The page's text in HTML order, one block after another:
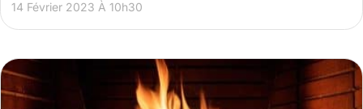
14 Février 2023 À 10h30